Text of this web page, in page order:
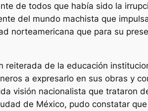
de todos que había sido la
del mundo machista que
norteamericana que para su
de la educación
a expresarlo en sus obras y
visión nacionalista que trataron
de México, pudo constatar